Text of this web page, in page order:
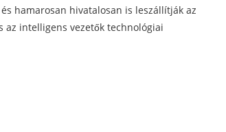
hamarosan hivatalosan is leszállítják az
az intelligens vezetők technológiai